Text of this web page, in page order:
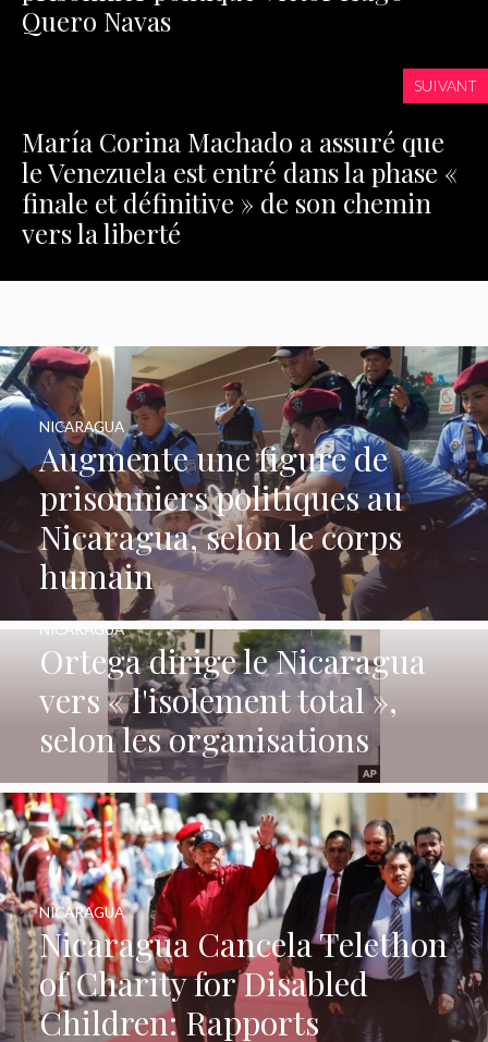
Quero Navas
SUIVANT
María Corina Machado a assuré que
le Venezuela est entré dans la phase «
finale et définitive » de son chemin
vers la liberté
Augmente une figure de
prisonniers politiques au
Nicaragua, selon le corps
humain
NICARAGUA
Ortega dirige le Nicaragua
vers « l'isolement total »,
selon les organisations
NICARAGUA
Nicaragua Cancela Telethon
of Charity for Disabled
Children: Rapports
NICARAGUA